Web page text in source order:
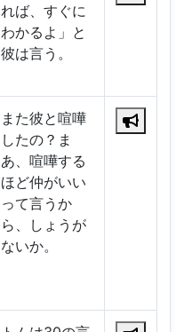
れば、すぐに
わかるよ」と
彼は言う。
また彼と喧嘩
したの？ま
あ、喧嘩する
ほど仲がいい
って言うか
ら、しょうが
ないか。